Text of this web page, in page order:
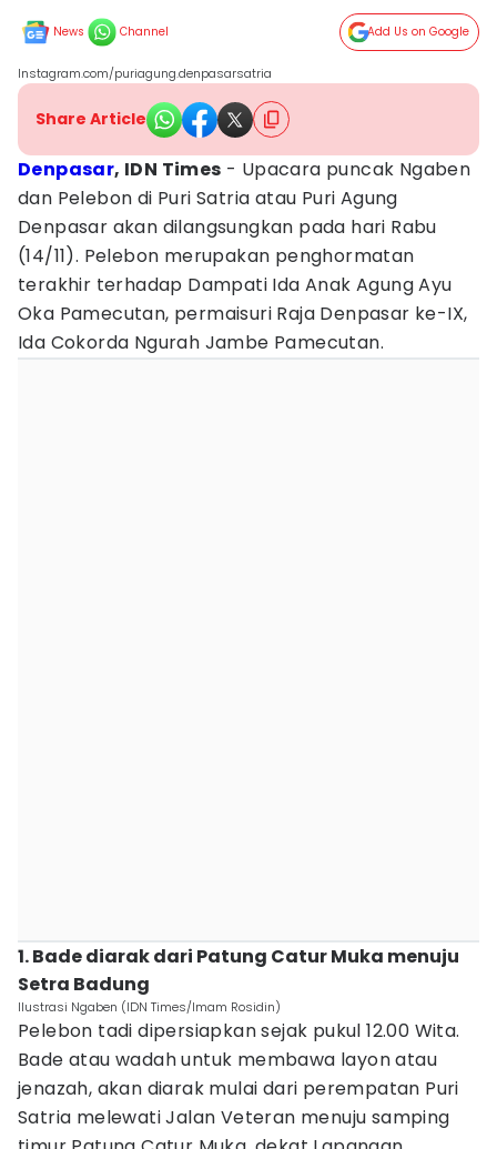
News Channel Add Us on Google
Instagram.com/puriagung.denpasarsatria
Share Article
Denpasar, IDN Times - Upacara puncak Ngaben
dan Pelebon di Puri Satria atau Puri Agung
Denpasar akan dilangsungkan pada hari Rabu
(14/11). Pelebon merupakan penghormatan
terakhir terhadap Dampati Ida Anak Agung Ayu
Oka Pamecutan, permaisuri Raja Denpasar ke-IX,
Ida Cokorda Ngurah Jambe Pamecutan.
1. Bade diarak dari Patung Catur Muka menuju
Setra Badung
Ilustrasi Ngaben (IDN Times/Imam Rosidin)
Pelebon tadi dipersiapkan sejak pukul 12.00 Wita.
Bade atau wadah untuk membawa layon atau
jenazah, akan diarak mulai dari perempatan Puri
Satria melewati Jalan Veteran menuju samping